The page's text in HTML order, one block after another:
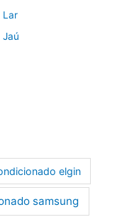
Lar
Jaú
elgin
samsung